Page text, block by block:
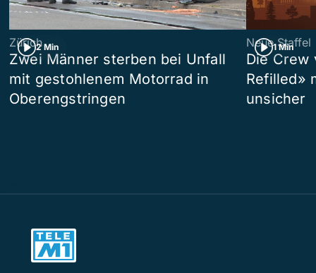
2 Min
Zürich
Zwei Männer sterben bei Unfall
mit gestohlenem Motorrad in
Oberengstringen
1 Min
Neue Staffel
Die Crew
Refilled»
unsicher